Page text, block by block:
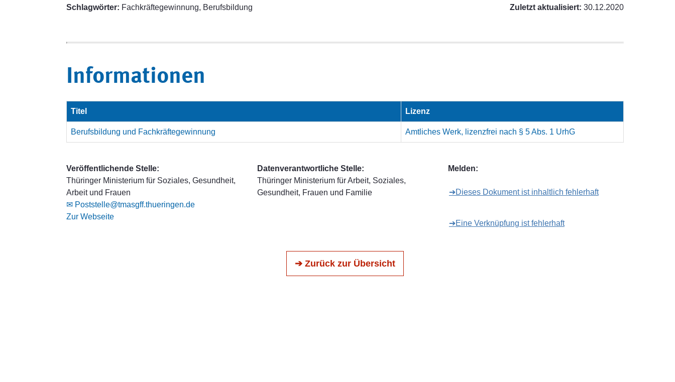
Schlagwörter: Fachkräftegewinnung, Berufsbildung
Zuletzt aktualisiert: 30.12.2020
Informationen
Titel Lizenz
Berufsbildung und Fachkräftegewinnung Amtliches Werk, lizenzfrei nach § 5 Abs. 1 UrhG
Veröffentlichende Stelle:
Thüringer Ministerium für Soziales, Gesundheit,
Arbeit und Frauen
✉ Poststelle@tmasgff.thueringen.de
Zur Webseite
Datenverantwortliche Stelle:
Thüringer Ministerium für Arbeit, Soziales,
Gesundheit, Frauen und Familie
Melden:
➔Dieses Dokument ist inhaltlich fehlerhaft
➔Eine Verknüpfung ist fehlerhaft
➔ Zurück zur Übersicht